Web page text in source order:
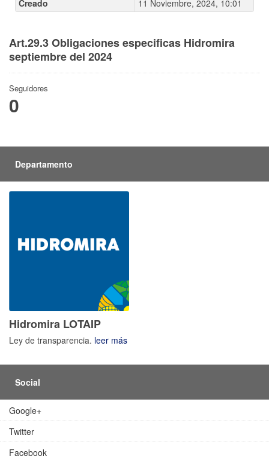
Creado
11 Noviembre, 2024, 10:01
Art.29.3 Obligaciones especificas Hidromira
septiembre del 2024
Seguidores
0
Departamento
Hidromira LOTAIP
Ley de transparencia. leer más
Social
Google+
Twitter
Facebook